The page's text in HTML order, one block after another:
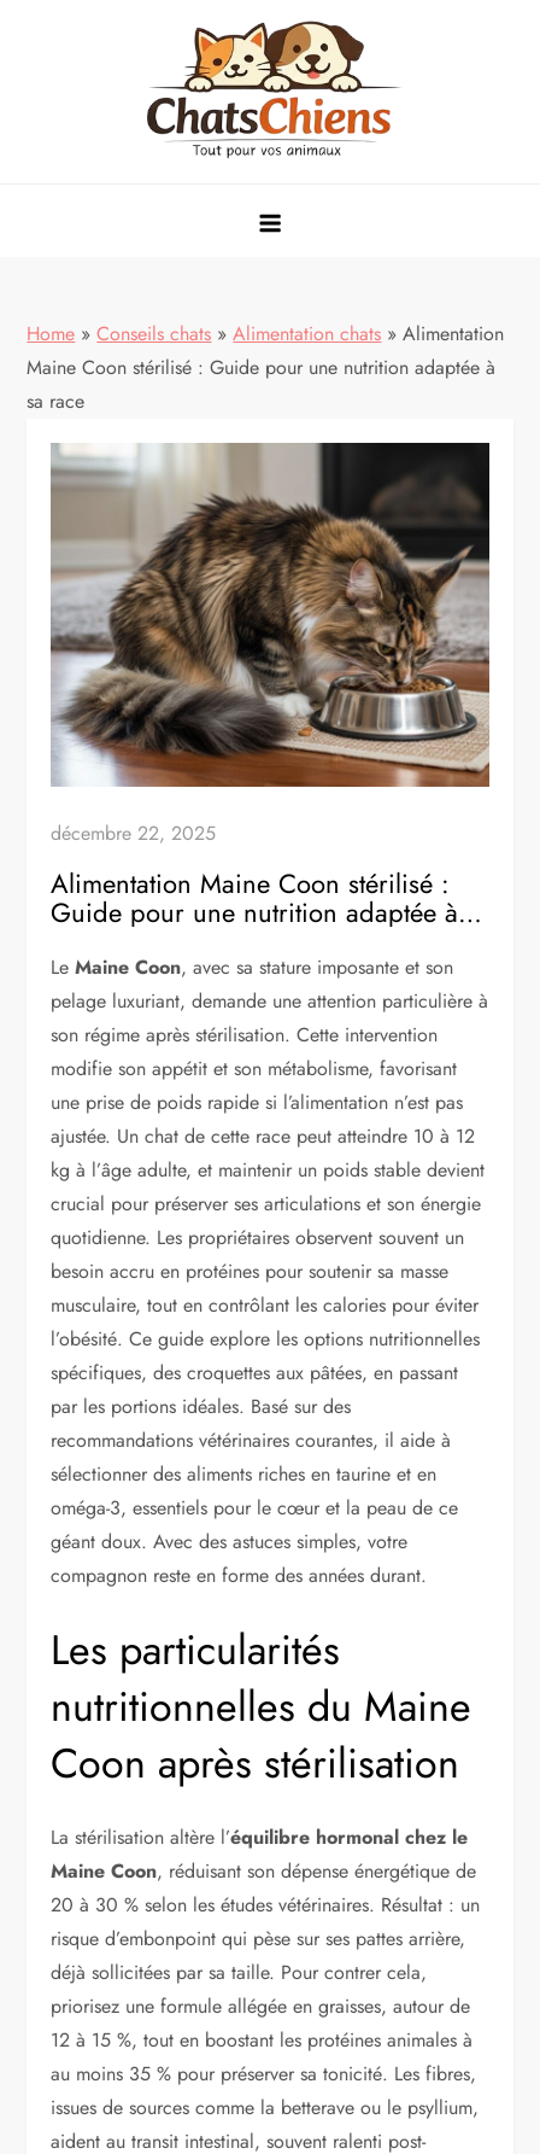
Home » Conseils chats » Alimentation chats » Alimentation
Maine Coon stérilisé : Guide pour une nutrition adaptée à
sa race
décembre 22, 2025
Alimentation Maine Coon stérilisé :
Guide pour une nutrition adaptée à
LeMaine Coon, avec sa stature imposante et son
pelage luxuriant, demande une attention particulière à
son régime après stérilisation. Cette intervention
modifie son appétit et son métabolisme, favorisant
une prise de poids rapide si l’alimentation n’est pas
ajustée. Un chat de cette race peut atteindre 10 à 12
kg à l’âge adulte, et maintenir un poids stable devient
crucial pour préserver ses articulations et son énergie
quotidienne. Les propriétaires observent souvent un
besoin accru en protéines pour soutenir sa masse
musculaire, tout en contrôlant les calories pour éviter
l’obésité. Ce guide explore les options nutritionnelles
spécifiques, des croquettes aux pâtées, en passant
par les portions idéales. Basé sur des
recommandations vétérinaires courantes, il aide à
sélectionner des aliments riches en taurine et en
oméga-3, essentiels pour le cœur et la peau de ce
géant doux. Avec des astuces simples, votre
compagnon reste en forme des années durant.
Les particularités
nutritionnelles du Maine
Coon après stérilisation
La stérilisation altère l’équilibre hormonal chez le
Maine Coon, réduisant son dépense énergétique de
20 à 30 % selon les études vétérinaires. Résultat : un
risque d’embonpoint qui pèse sur ses pattes arrière,
déjà sollicitées par sa taille. Pour contrer cela,
priorisez une formule allégée en graisses, autour de
12 à 15 %, tout en boostant les protéines animales à
au moins 35 % pour préserver sa tonicité. Les fibres,
issues de sources comme la betterave ou le psyllium,
aident au transit intestinal, souvent ralenti post-